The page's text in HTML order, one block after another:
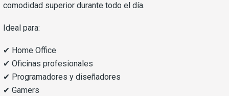
comodidad superior durante todo el día.
Ideal para:
✔ Home Office
✔ Oficinas profesionales
✔ Programadores y diseñadores
✔ Gamers